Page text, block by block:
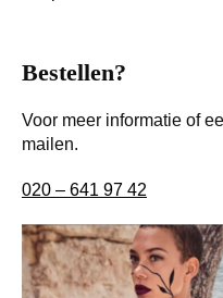
Bestellen?
Voor meer informatie of
mailen.
020 – 641 97 42